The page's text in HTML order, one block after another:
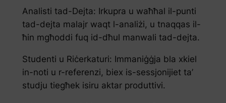
Analisti tad-Dejta: Irkupra u waħħal il-punti
tad-dejta malajr waqt l-analiżi, u tnaqqas il-
ħin mgħoddi fuq id-dħul manwali tad-dejta.
Studenti u Riċerkaturi: Immaniġġja bla xkiel
in-noti u r-referenzi, biex is-sessjonijiet ta’
studju tiegħek isiru aktar produttivi.